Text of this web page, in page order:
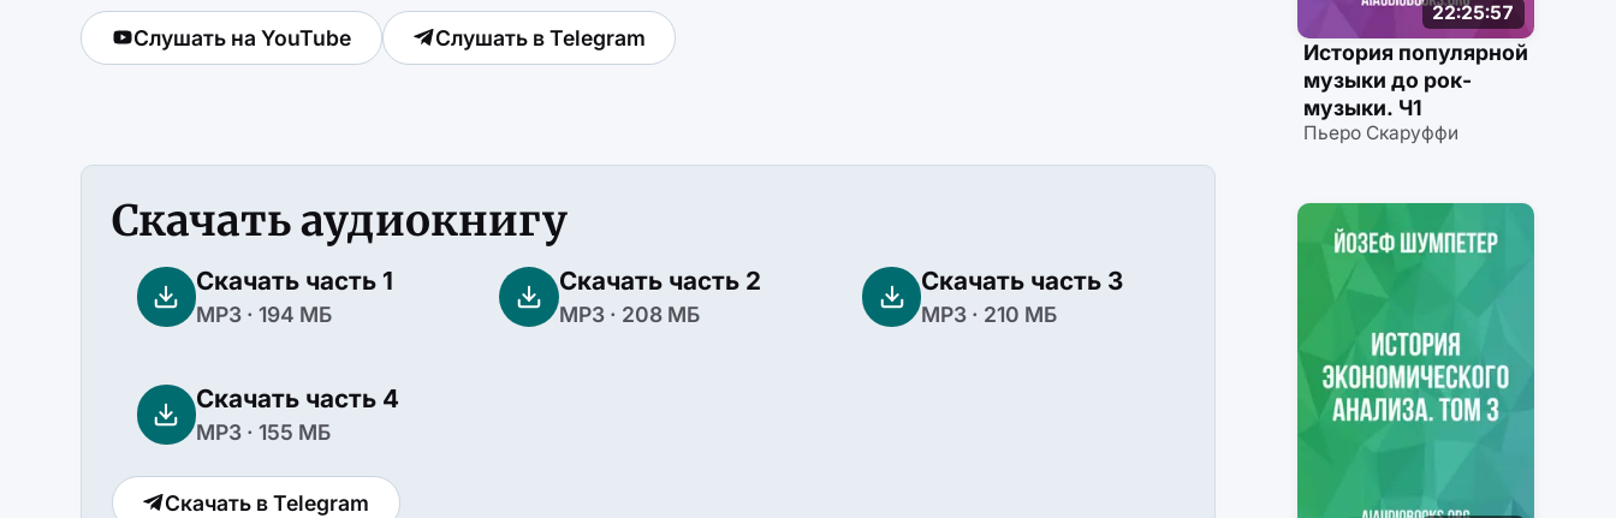
Слушать на YouTube Слушать в Telegram
Скачать аудиокнигу
Скачать часть 1
MP3 · 194 МБ
Скачать часть 2
MP3 · 208 МБ
Скачать часть 3
MP3 · 210 МБ
Скачать часть 4
MP3 · 155 МБ
Скачать в Telegram
22:25:57
История популярной
музыки до рок-
музыки. Ч1
Пьеро Скаруффи